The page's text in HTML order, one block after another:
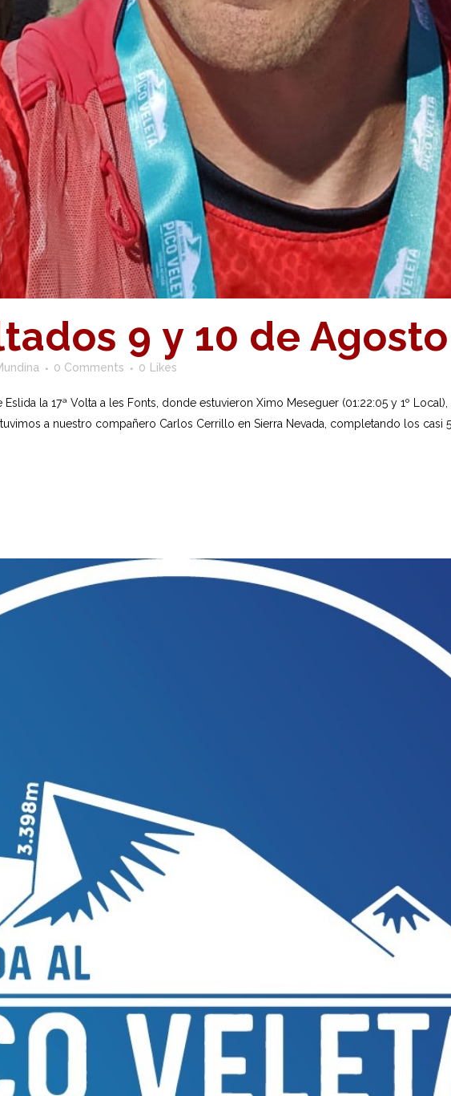
9 y 10 de Agosto
0 Comments 0 Likes
la 17ª Volta a les Fonts, donde estuvieron Ximo Meseguer (01:22:05 y 1º Local),
tuvimos a nuestro compañero Carlos Cerrillo en Sierra Nevada, completando los casi